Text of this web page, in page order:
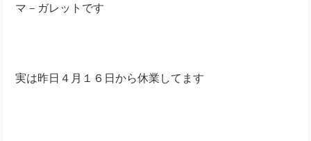
マ－ガレットです
実は昨日４月１６日から休業してます